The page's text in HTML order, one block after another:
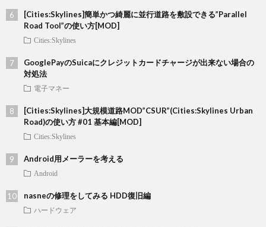
[Cities:Skylines]簡単かつ綺麗に並行道路を敷設できる”Parallel
Road Tool”の使い方[MOD]
Cities:Skylines
GooglePayのSuicaにクレジットカードチャージが出来ない場合の
対処法
電子マネー
[Cities:Skylines]大規模道路MOD”CSUR”(Cities:Skylines Urban
Road)の使い方 #01 基本編[MOD]
Cities:Skylines
Android用メーラーを考える
Android
nasneの修理をしてみる HDD復旧編
ハードウェア